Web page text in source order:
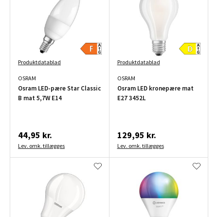
Produktdatablad
OSRAM
Osram LED-pære Star Classic
B mat 5,7W E14
44,95 kr.
Lev. omk. tillægges
Produktdatablad
OSRAM
Osram LED kronepære mat
E27 3452L
129,95 kr.
Lev. omk. tillægges